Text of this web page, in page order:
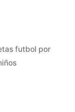
futbol por